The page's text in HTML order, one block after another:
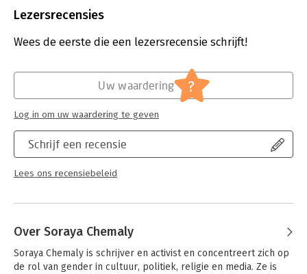
Uitgever:
Verschijningsdatum:
16-4-2019
Lezersrecensies
Wees de eerste die een lezersrecensie schrijft!
Schrijf een recensie
Lees ons recensiebeleid
Uw waardering ?
Log in om uw waardering te geven
Over Soraya Chemaly
Soraya Chemaly is schrijver en activist en concentreert zich op
de rol van gender in cultuur, politiek, religie en media. Ze is